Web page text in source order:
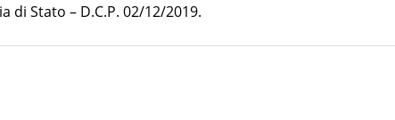
di Stato – D.C.P. 02/12/2019.